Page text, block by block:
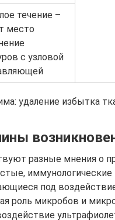
течение –
место
с узловой
удаление избытка
разные мнения о
под
роль микробов и